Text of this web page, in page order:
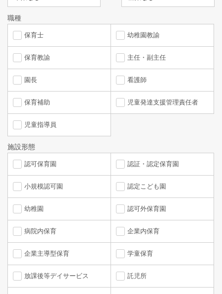
職種
保育士 幼稚園教諭
保育教諭 主任・副主任
園長 看護師
保育補助 児童発達支援管理責任者
児童指導員
施設形態
認可保育園 認証・認定保育園
小規模認可園 認定こども園
幼稚園 認可外保育園
病院内保育 企業内保育
企業主導型保育 学童保育
放課後等デイサービス 託児所